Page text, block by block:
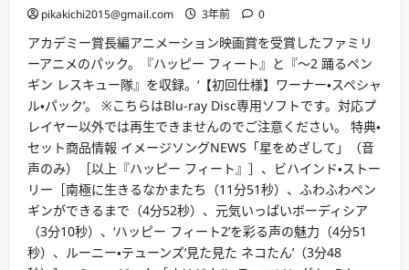
pikakichi2015@gmail.com 3年前 0
アカデミー賞長編アニメーション映画賞を受賞したファミリ
ーアニメのパック。『ハッピー フィート』と『～2 踊るペン
ギン レスキュー隊』を収録。‘【初回仕様】ワーナー・スペシャ
ル・パック’。 ※こちらはBlu-ray Disc専用ソフトです。対応プ
レイヤー以外では再生できませんのでご注意ください。 特典・
セット商品情報 イメージソングNEWS「星をめざして」（音
声のみ）［以上『ハッピー フィート』］、ビハインド・ストー
リー［南極に生きるなかまたち（11分51秒）、ふわふわペン
ギンができるまで（4分52秒）、元気いっぱいボーディシア
（3分10秒）、‘ハッピー フィート2’を彩る声の魅力（4分51
秒）、ルーニー・テューンズ‘見た見た ネコたん’（3分48